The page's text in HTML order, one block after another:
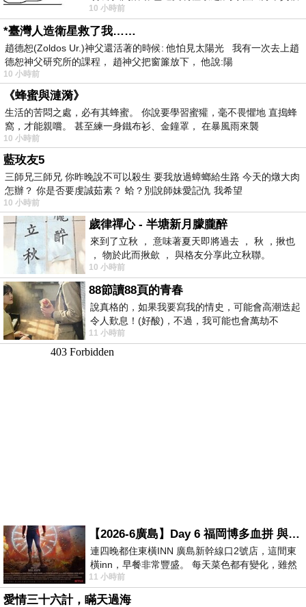
者 只能白白陪葬
10 小時前
*臺灣人造衛星救了我……
趙德恕(Zoldos Ur.)神父還活著的時候: 他怕見太陽光 我有一次去上趙
德恕神父研究所的課程， 趙神父把窗簾放下， 他說:陽
10 小時前
《蜂蜜與漣漪》
生活的苦悶之處，必有其蜂蜜。 你說要學習蜜獾，毫不畏懼地 直搗蜂
窩，才能親嚐。 甚至練一身鐵布衫、金鐘罩， 在暴風雨來襲
10 小時前
藍玫友5
三師兄三師兄 你昨晚說不可以殺生 要我放過蟑螂給生路 今天的燉大肉
怎辦？ 你是否要虔誠茹素？ 蛤？別說師妹愛記仇 我希望
10 小時前
歲律禪心 - 半塘新月朦朧醉
來到了立秋 ， 意味著夏天即將過去 ， 秋 ，揪也
， 物於此而揪歛 ， 與格友分享此立秋聯。
10 小時前
88節讀88頁的青春
說真格的，如果我要寫我的情史，可能會高潮迭起
令人歎息！(好酸)，不過，我可能也會萬劫不
復...，每天跪鍵盤還是被判了花心的罪
11 小時前
【2026-6廣島】Day 6 福岡博多血拼 與機場接送少年司機深夜對談
連四晚都住東橫INN 廣島新幹線口2號店，這間東
橫inn，早餐非常豐盛。 每天菜色都有變化，雖然
看到工作人員拿出料理包加熱，但
11 小時前
愛情三十六計，瞞天過海